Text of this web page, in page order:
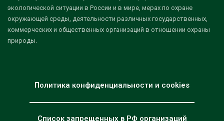
экологической ситуации в России и в мире, мерах по охране
окружающей среды, деятельности различных государственных,
коммерческих и общественных организаций в отношении охраны
природы.
Политика конфиденциальности и cookies
Список запрещенных в РФ организаций